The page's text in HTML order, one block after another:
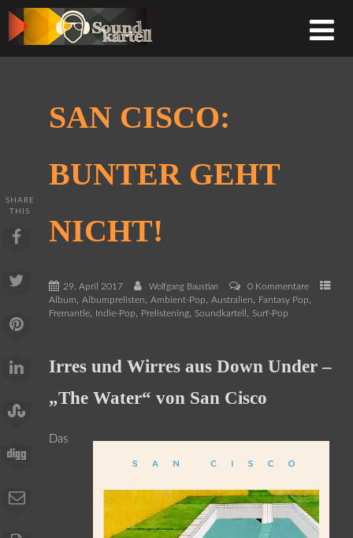
SAN CISCO:
BUNTER GEHT
NICHT!
29. April 2017 Wolfgang Baustian
0 Kommentare
Album, Albumprelisten, Ambient-Pop, Australien, Fantasy Pop,
Fremantle, Indie-Pop, Prelistening, Soundkartell , Surf-Pop
SHARE
THIS
Irres und Wirres aus Down Under –
„The Water“ von San Cisco
Das